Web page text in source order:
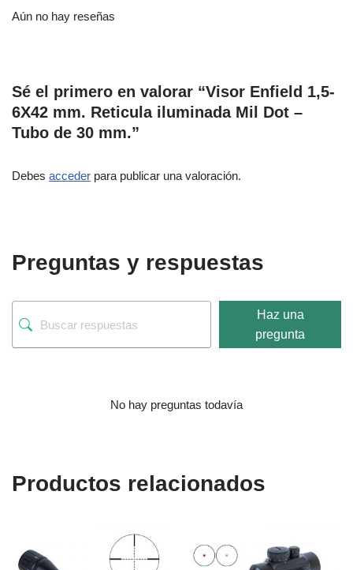
Aún no hay reseñas
Sé el primero en valorar “Visor Enfield 1,5-
6X42 mm. Reticula iluminada Mil Dot –
Tubo de 30 mm.”
Debes acceder para publicar una valoración.
Preguntas y respuestas
Haz una
pregunta
No hay preguntas todavía
Productos relacionados